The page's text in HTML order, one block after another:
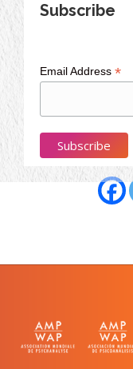
Subscribe
Email Address *